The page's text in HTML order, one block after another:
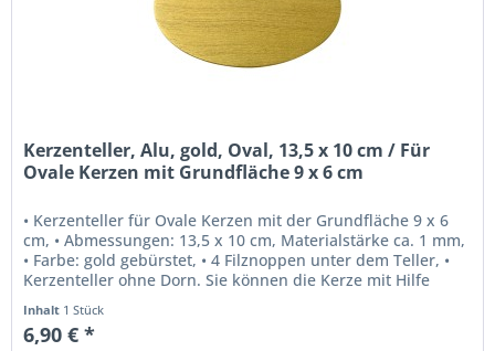
Kerzenteller, Alu, gold, Oval, 13,5 x 10 cm / Für
Ovale Kerzen mit Grundfläche 9 x 6 cm
• Kerzenteller für Ovale Kerzen mit der Grundfläche 9 x 6
cm, • Abmessungen: 13,5 x 10 cm, Materialstärke ca. 1 mm,
• Farbe: gold gebürstet, • 4 Filznoppen unter dem Teller, •
Kerzenteller ohne Dorn. Sie können die Kerze mit Hilfe
Inhalt 1 Stück
6,90 € *